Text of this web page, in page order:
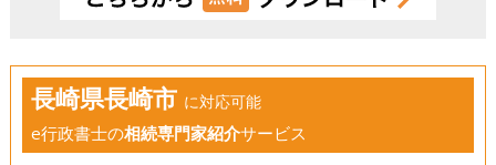
長崎県長崎市 に対応可能
e行政書士の相続専門家紹介サービス